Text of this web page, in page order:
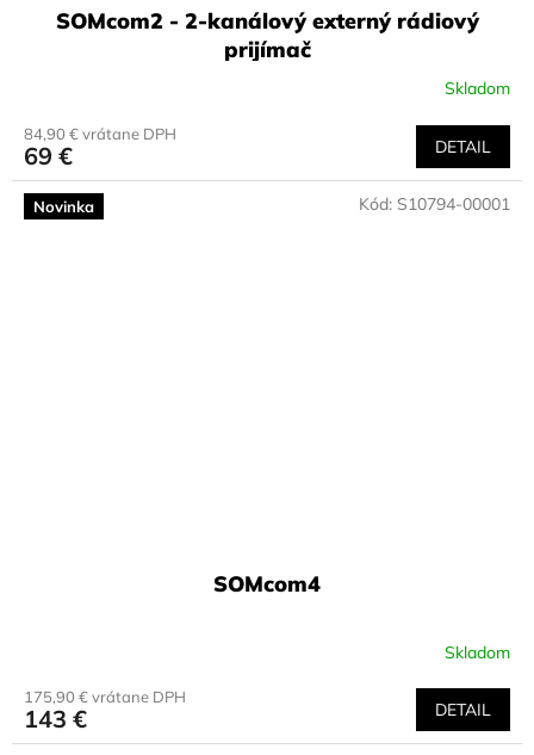
SOMcom2 - 2-kanálový externý rádiový
prijímač
Skladom
84,90 € vrátane DPH
69 € DETAIL
Novinka
SOMcom4
Skladom
175,90 € vrátane DPH
143 € DETAIL
Kód: S10794-00001